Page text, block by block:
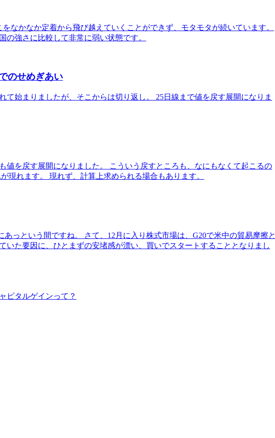
なかなか定着から飛び越えていくことができず、モタモタが続いています。
の強さに比較して非常に弱い状態です。
のせめぎあい
て始まりましたが、そこからは切り返し。 25日線まで値を戻す展開になりま
値を戻す展開になりました。 こういう戻すところも、なにもなくて起こるの
現れます。 現れず、計算上求められる場合もあります。
あっという間ですね。 さて、12月に入り株式市場は、G20で米中の貿易摩擦と
いた要因に、ひとまずの安堵感が漂い、買いでスタートすることとなりまし
ピタルゲインって？